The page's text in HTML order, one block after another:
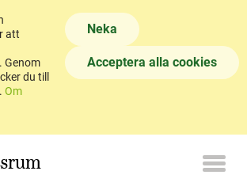
att
Genom
du till
Om
Neka
Acceptera alla cookies